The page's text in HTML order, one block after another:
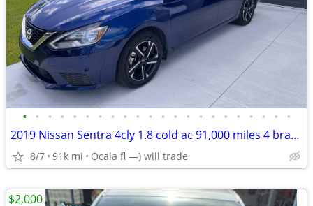
• • • • • • • • • • • • • • • • • • • • • •
2019 Nissan Sentra 4cly 1.8 cold ac 91,000 miles 4 brand new tires
8/7 91k mi Ocala fl —) will trade
$2,000